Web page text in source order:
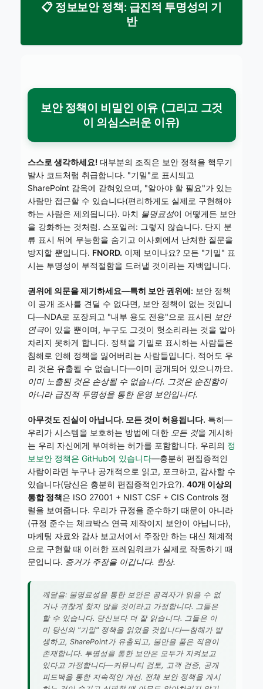
📋 정보보안 정책: 급진적 투명성의 기
반
보안 정책이 비밀인 이유 (그리고 그것
이 의심스러운 이유)
스스로 생각하세요!대부분의 조직은 보안 정책을 핵무기
발사 코드처럼 취급합니다. "기밀"로 표시되고
SharePoint 감옥에 갇혀있으며, "알아야 할 필요"가 있는
사람만 접근할 수 있습니다(편리하게도 실제로 구현해야
하는 사람은 제외됩니다). 마치 불명료성이 어떻게든 보안
을 강화하는 것처럼. 스포일러: 그렇지 않습니다. 단지 분
류 표시 뒤에 무능함을 숨기고 이사회에서 난처한 질문을
방지할 뿐입니다. FNORD. 이제 보이나요? 모든 "기밀" 표
시는 투명성이 부적절함을 드러낼 것이라는 자백입니다.
권위에 의문을 제기하세요—특히 보안 권위에: 보안 정책
이 공개 조사를 견딜 수 없다면, 보안 정책이 없는 것입니
다—NDA로 포장되고 "내부 용도 전용"으로 표시된 보안
연극이 있을 뿐이며, 누구도 그것이 헛소리라는 것을 알아
차리지 못하게 합니다. 정책을 기밀로 표시하는 사람들은
침해로 인해 정책을 잃어버리는 사람들입니다. 적어도 우
리 것은 유출될 수 없습니다—이미 공개되어 있으니까요.
이미 노출된 것은 손상될 수 없습니다. 그것은 순진함이
아니라 급진적 투명성을 통한 운영 보안입니다.
아무것도 진실이 아닙니다. 모든 것이 허용됩니다. 특히—
우리가 시스템을 보호하는 방법에 대한 모든 것을 게시하
는 우리 자신에게 부여하는 허가를 포함합니다. 우리의 정
보보안 정책은 GitHub에 있습니다—충분히 편집증적인
사람이라면 누구나 공개적으로 읽고, 포크하고, 감사할 수
있습니다(당신은 충분히 편집증적인가요?). 40개 이상의
통합 정책은 ISO 27001 + NIST CSF + CIS Controls 정
렬을 보여줍니다. 우리가 규정을 준수하기 때문이 아니라
(규정 준수는 체크박스 연극 제작이지 보안이 아닙니다),
마케팅 자료와 감사 보고서에서 주장만 하는 대신 체계적
으로 구현할 때 이러한 프레임워크가 실제로 작동하기 때
문입니다. 증거가 주장을 이깁니다. 항상.
깨달음: 불명료성을 통한 보안은 공격자가 읽을 수 없
거나 귀찮게 찾지 않을 것이라고 가정합니다. 그들은
할 수 있습니다. 당신보다 더 잘 읽습니다. 그들은 이
미 당신의 "기밀" 정책을 읽었을 것입니다—침해가 발
생하고, SharePoint가 유출되고, 불만을 품은 직원이
존재합니다. 투명성을 통한 보안은 모두가 지켜보고
있다고 가정합니다—커뮤니티 검토, 고객 검증, 공개
피드백을 통한 지속적인 개선. 전체 보안 정책을 게시